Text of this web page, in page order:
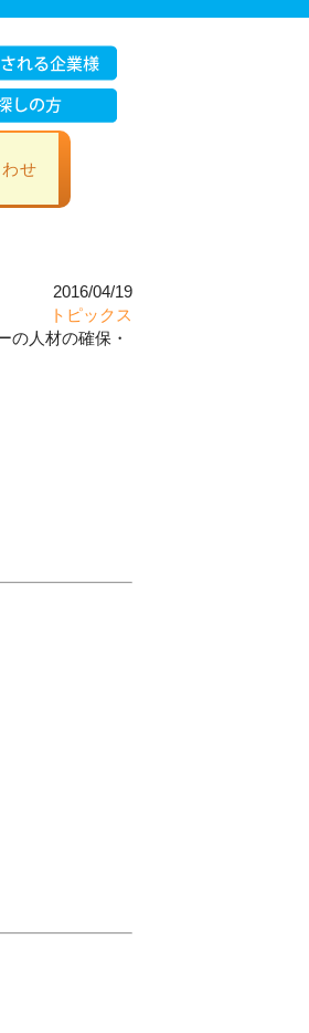
せ
2016/04/19
トピックス
人材の確保・